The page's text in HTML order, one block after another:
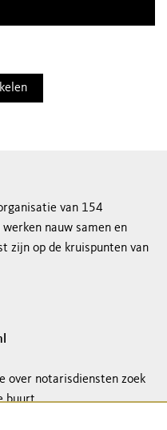
van 154
nauw samen en
zijn op de kruispunten van
over notarisdiensten zoek
buurt.